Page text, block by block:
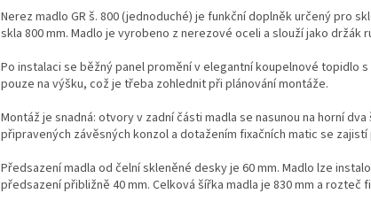
Nerez madlo GR š. 800 (jednoduché) je funkční doplněk určený pro
skla 800 mm. Madlo je vyrobeno z nerezové oceli a slouží jako držák
Po instalaci se běžný panel promění v elegantní koupelnové topidlo
pouze na výšku, což je třeba zohlednit při plánování montáže.
Montáž je snadná: otvory v zadní části madla se nasunou na horní
připravených závěsných konzol a dotažením fixačních matic se zajistí
Předsazení madla od čelní skleněné desky je 60 mm. Madlo lze
předsazení přibližně 40 mm. Celková šířka madla je 830 mm a rozteč